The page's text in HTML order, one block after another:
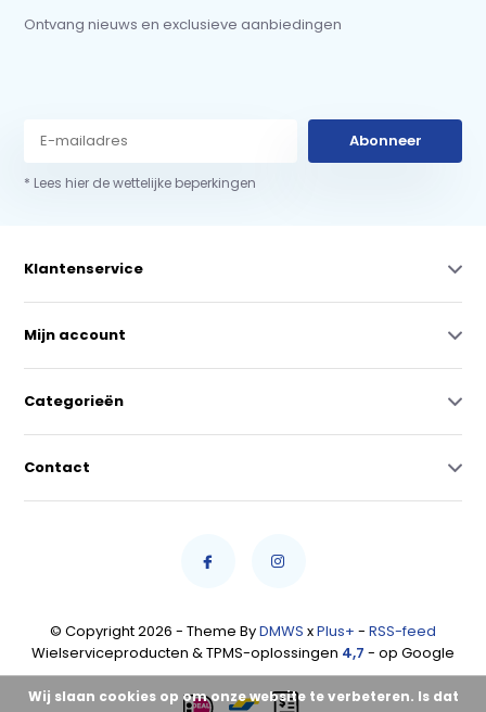
Ontvang nieuws en exclusieve aanbiedingen
Abonneer
* Lees hier de wettelijke beperkingen
Klantenservice
Mijn account
Categorieën
Contact
© Copyright 2026 - Theme ByDMWS xPlus+ - RSS-feed
Wielserviceproducten & TPMS-oplossingen 4,7 - op Google
Wij slaan cookies op om onze website te verbeteren. Is dat